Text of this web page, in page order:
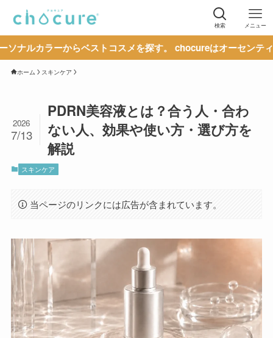
検索 メニュー
らベストコスメを探す。 chocureはオーセンティックな情報
ホーム スキンケア
PDRN美容液とは？合う人・合わ
ない人、効果や使い方・選び方を
解説
2026
7/13
スキンケア
当ページのリンクには広告が含まれています。